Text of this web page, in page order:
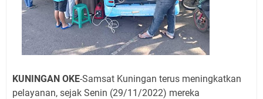
Uniku Jadi Tuan Rumah Pendampingan Penyusunan
Dokumen SPMI
Sudahkah Kita Merdeka Dari Hawa Nafsu?
KUNINGAN OKE-Samsat Kuningan terus meningkatkan
pelayanan, sejak Senin (29/11/2022) mereka